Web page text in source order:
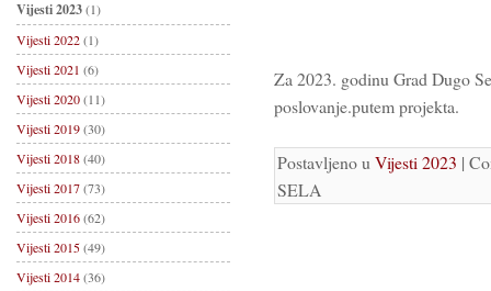
Za 2023. godinu Grad Dugo
poslovanje.putem projekta.
Postavljeno u Vijesti 2023 |
SELA
Vijesti 2023(1)
Vijesti 2022(1)
Vijesti 2021 (6)
Vijesti 2020(11)
Vijesti 2019(30)
Vijesti 2018(40)
Vijesti 2017(73)
Vijesti 2016(62)
Vijesti 2015(49)
Vijesti 2014(36)